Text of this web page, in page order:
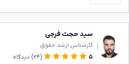
سید حجت فرجی
کارشناس ارشد حقوق
۵
(۲۴) دیدگاه